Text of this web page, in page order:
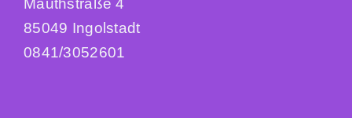
Mauthstraße 4
85049 Ingolstadt
0841/3052601